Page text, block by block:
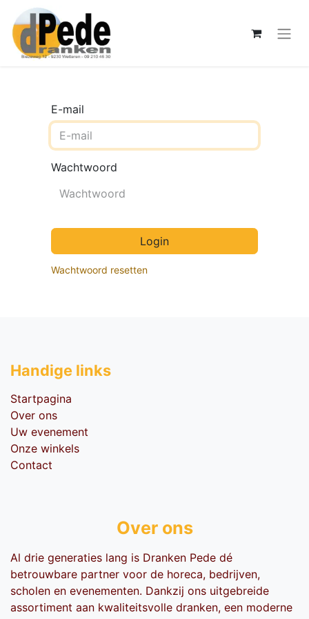
E-mail
Wachtwoord
Login
Wachtwoord resetten
Handige li​nks
Startpagina
Over ons
Uw evenement
Onze winkels
Contact
Over ons
Al drie generaties lang is Dranken Pede dé
betrouwbare partner voor de horeca, bedrijven,
scholen en evenementen. Dankzij ons uitgebreide
assortiment aan kwaliteitsvolle dranken, een moderne